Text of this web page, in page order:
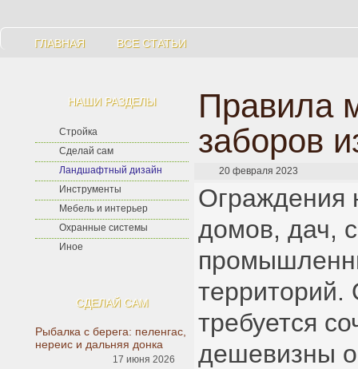
ГЛАВНАЯ ВСЕ СТАТЬИ
НАШИ РАЗДЕЛЫ
Стройка
Сделай сам
Ландшафтный дизайн
Инструменты
Мебель и интерьер
Охранные системы
Иное
СДЕЛАЙ САМ
Рыбалка с берега: пеленгас,
нереис и дальняя донка
17 июня 2026
Правила
заборов
20 февраля 2023
Ограждения
домов, дач,
территорий.
требуется
дешевизны